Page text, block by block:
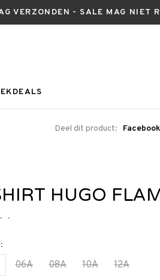
VERZONDEN - SALE MAG NIET
Deel dit product: Facebook
HUGO
• •
06A 08A 10A 12A